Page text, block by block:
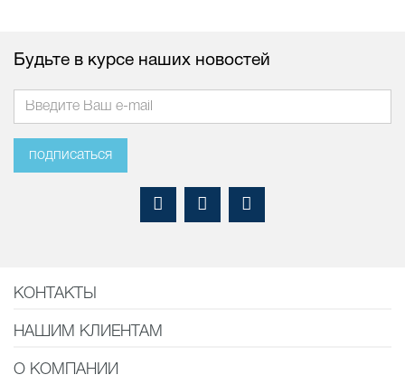
Будьте в курсе наших новостей
подписаться
КОНТАКТЫ
НАШИМ КЛИЕНТАМ
О КОМПАНИИ